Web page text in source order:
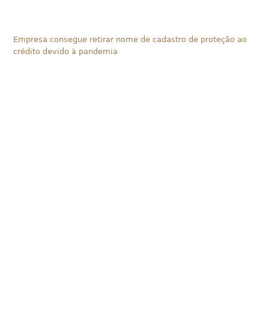
Empresa consegue retirar nome de cadastro de proteção ao
crédito devido à pandemia